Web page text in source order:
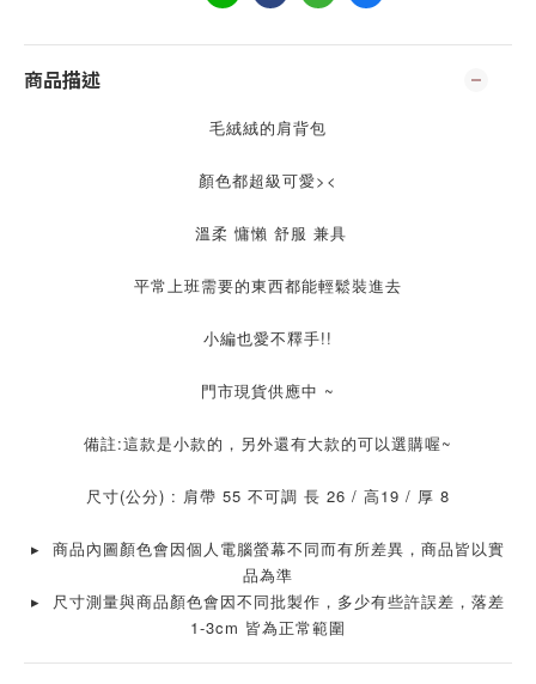
商品描述
毛絨絨的肩背包
顏色都超級可愛><
溫柔 慵懶 舒服 兼具
平常上班需要的東西都能輕鬆裝進去
小編也愛不釋手!!
門市現貨供應中 ~
備註:這款是小款的，另外還有大款的可以選購喔~
尺寸(公分) : 肩帶 55 不可調 長 26 / 高19 / 厚 8
▸ 商品內圖顏色會因個人電腦螢幕不同而有所差異，商品皆以實
品為準
▸ 尺寸測量與商品顏色會因不同批製作，多少有些許誤差，落差
1-3cm 皆為正常範圍